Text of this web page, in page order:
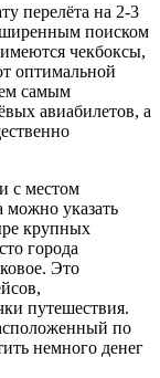
перелёта на 2-3
поиском
чекбоксы,
оптимальной
самым
авиабилетов, а
с местом
можно указать
крупных
города
Это
путешествия.
по
немного денег